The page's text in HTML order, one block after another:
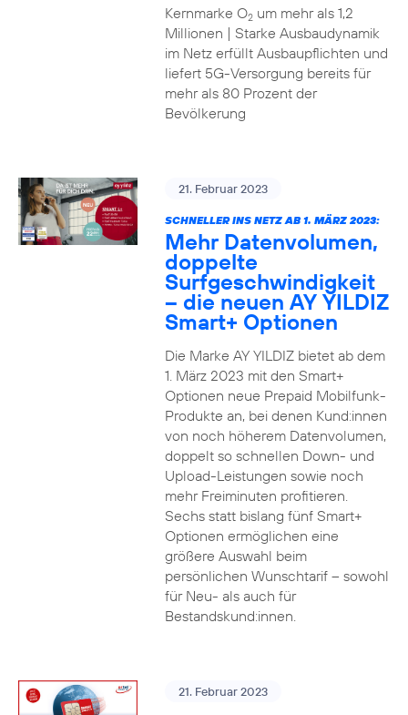
Kernmarke O2um mehr als 1,2
Millionen | Starke Ausbaudynamik
im Netz erfüllt Ausbaupflichten und
liefert 5G-Versorgung bereits für
mehr als 80 Prozent der
Bevölkerung
21. Februar 2023
SCHNELLER INS NETZ AB 1. MÄRZ 2023:
Mehr Datenvolumen,
doppelte
Surfgeschwindigkeit
– die neuen AY YILDIZ
Smart+ Optionen
Die Marke AY YILDIZ bietet ab dem
1. März 2023 mit den Smart+
Optionen neue Prepaid Mobilfunk-
Produkte an, bei denen Kund:innen
von noch höherem Datenvolumen,
doppelt so schnellen Down- und
Upload-Leistungen sowie noch
mehr Freiminuten profitieren.
Sechs statt bislang fünf Smart+
Optionen ermöglichen eine
größere Auswahl beim
persönlichen Wunschtarif – sowohl
für Neu- als auch für
Bestandskund:innen.
21. Februar 2023